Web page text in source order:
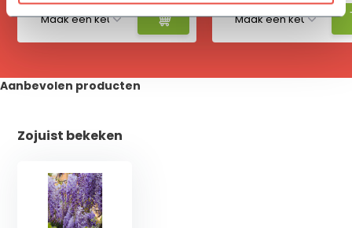
Aanbevolen producten
Zojuist bekeken